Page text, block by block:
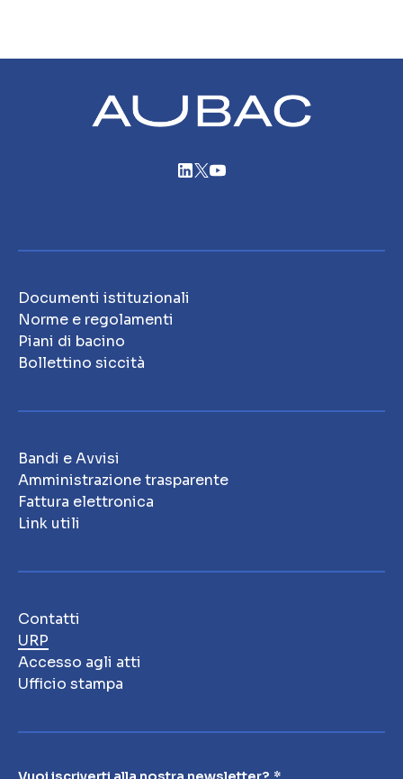
Documenti istituzionali
Norme e regolamenti
Piani di bacino
Bollettino siccità
Bandi e Avvisi
Amministrazione trasparente
Fattura elettronica
Link utili
Contatti
URP
Accesso agli atti
Ufficio stampa